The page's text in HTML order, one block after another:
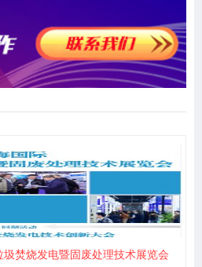
焚烧发电暨固废处理技术展览会